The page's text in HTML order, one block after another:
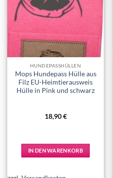
Add to
wishlist
HUNDEPASSHÜLLEN
Mops Hundepass Hülle aus
Filz EU-Heimtierausweis
Hülle in Pink und schwarz
18,90€
IN DEN WARENKORB